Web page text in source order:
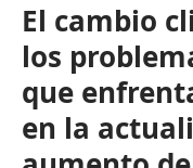
El cambio
los
que
en la